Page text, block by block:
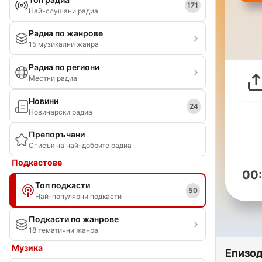
Най-слушани радиа
171
Радиа по жанрове
15 музикални жанра
Радиа по региони
Местни радиа
Новини
Новинарски радиа
24
Препоръчани
Списък на най-добрите радиа
Подкастове
Топ подкасти
Най-популярни подкасти
50
Подкасти по жанрове
18 тематични жанра
Музика